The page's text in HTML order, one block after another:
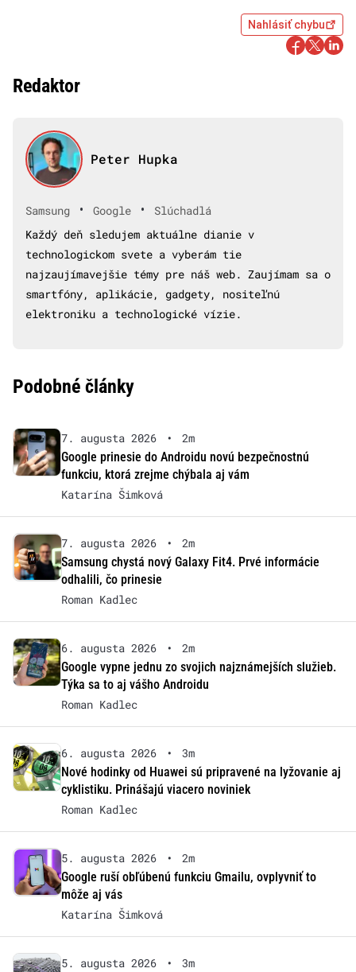
Nahlásiť chybu
Redaktor
Peter Hupka
Samsung • Google •
Slúchadlá
Každý deň sledujem aktuálne dianie v
technologickom svete a vyberám tie
najzaujímavejšie témy pre náš web. Zaujímam sa o
smartfóny, aplikácie, gadgety, nositeľnú
elektroniku a technologické vízie.
Podobné články
7. augusta 2026 •
2m
Google prinesie do Androidu novú bezpečnostnú
funkciu, ktorá zrejme chýbala aj vám
Katarína Šimková
7. augusta 2026 •
2m
Samsung chystá nový Galaxy Fit4. Prvé informácie
odhalili, čo prinesie
Roman Kadlec
6. augusta 2026 •
2m
Google vypne jednu zo svojich najznámejších služieb.
Týka sa to aj vášho Androidu
Roman Kadlec
6. augusta 2026 •
3m
Nové hodinky od Huawei sú pripravené na lyžovanie aj
cyklistiku. Prinášajú viacero noviniek
Roman Kadlec
5. augusta 2026 •
2m
Google ruší obľúbenú funkciu Gmailu, ovplyvniť to
môže aj vás
Katarína Šimková
5. augusta 2026 •
3m